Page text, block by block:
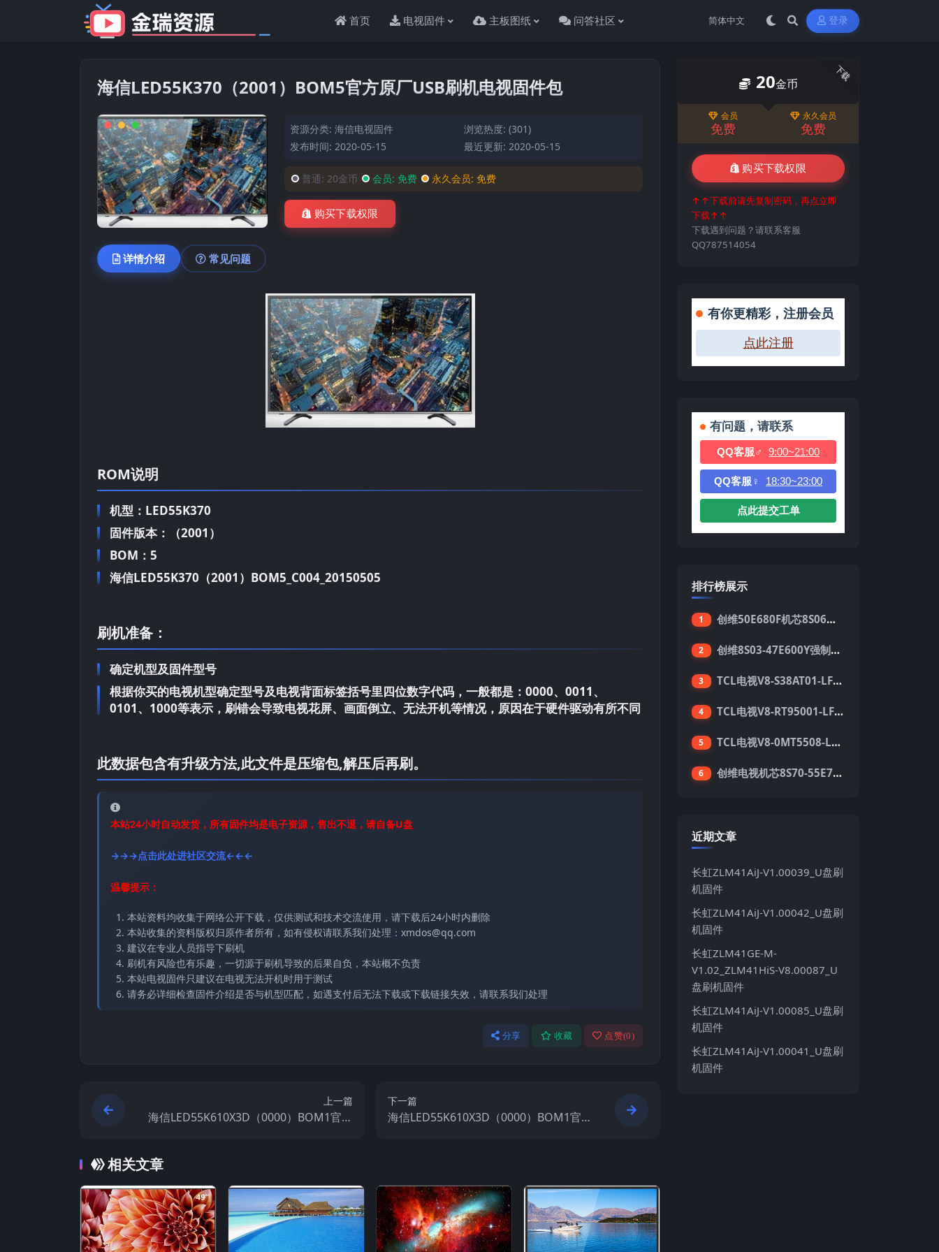
首页 电视固件 主板图纸 问答社区 登录
海信LED55K370（2001）BOM5官方原厂USB刷机电视固件包
资源分类:海信电视固件
浏览热度: (301)
发布时间: 2020-05-15
最近更新: 2020-05-15
普通: 20金币 会员: 免费 永久会员:免费
购买下载权限
详情介绍 常见问题
ROM说明
机型：LED55K370
固件版本：（2001）
BOM：5
海信LED55K370（2001）BOM5_C004_20150505
刷机准备：
确定机型及固件型号
根据你买的电视机型确定型号及电视背面标签括号里四位数字代码，一般都是：0000、0011、
0101、1000等表示，刷错会导致电视花屏、画面倒立、无法开机等情况，原因在于硬件驱动有所不同
此数据包含有升级方法,此文件是压缩包,解压后再刷。
本站24小时自动发货，所有固件均是电子资源，售出不退，请自备U盘
→→→点击此处进社区交流←←←
温馨提示：
本站资料均收集于网络公开下载，仅供测试和技术交流使用，请下载后24小时内删除
本站收集的资料版权归原作者所有，如有侵权请联系我们处理：xmdos@qq.com
建议在专业人员指导下刷机
刷机有风险也有乐趣，一切源于刷机导致的后果自负，本站概不负责
本站电视固件只建议在电视无法开机时用于测试
请务必详细检查固件介绍是否与机型匹配，如遇支付后无法下载或下载链接失效，请联系我们处理
分享 收藏 点赞(0)
上一篇
海信LED55K610X3D（0000）BOM1官方
下一篇
海信LED55K610X3D（0000）BOM1官方
相关文章
下载
20金币
会员
免费
永久会员
免费
购买下载权限
↑↑下载前请先复制密码，再点立即
下载↑↑
下载遇到问题？请联系客服
QQ787514054
有你更精彩，注册会员
点此注册
有问题，请联系
QQ客服♂ 9:00~21:00
QQ客服♀ 18:30~23:00
点此提交工单
排行榜展示
1 创维50E680F机芯8S06强制升级刷机包
2 创维8S03-47E600Y强制升级软件刷机电视固件包
3 TCL电视V8-S38AT01-LF1V123版本强刷电视固件包下载
4 TCL电视V8-RT95001-LF1V215版本强刷电视固件包下载
5 TCL电视V8-0MT5508-LF1V362版本强刷电视固件包下载
6 创维电视机芯8S70-55E710S系列酷开5.05刷机固件
近期文章
长虹ZLM41AiJ-V1.00039_U盘刷
机固件
长虹ZLM41AiJ-V1.00042_U盘刷
机固件
长虹ZLM41GE-M-
V1.02_ZLM41HiS-V8.00087_U
盘刷机固件
长虹ZLM41AiJ-V1.00085_U盘刷
机固件
长虹ZLM41AiJ-V1.00041_U盘刷
机固件